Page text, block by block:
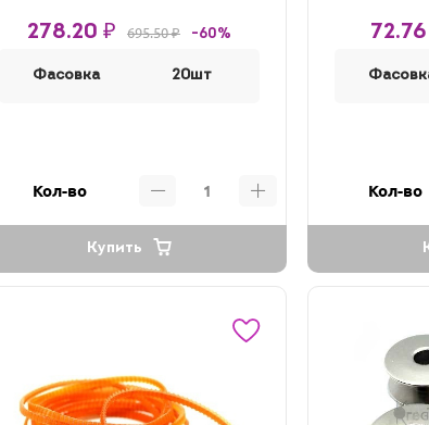
278.20 ₽ 695.50 ₽ -60%
Фасовка 20шт
Кол-во
Купить
72.76
Кол-во